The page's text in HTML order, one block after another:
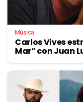
Música
Carlos Vives
Mar” con Juan